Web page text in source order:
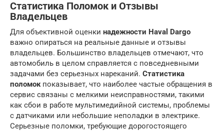
Статистика Поломок и Отзывы
Владельцев
Для объективной оценки надежности Haval Dargo
важно опираться на реальные данные и отзывы
владельцев. Большинство владельцев отмечают, что
автомобиль в целом справляется с повседневными
задачами без серьезных нареканий. Статистика
поломокпоказывает, что наиболее частые обращения в
сервис связаны с мелкими неисправностями, такими
как сбои в работе мультимедийной системы, проблемы
с датчиками или небольшие неполадки в электрике.
Серьезные поломки, требующие дорогостоящего